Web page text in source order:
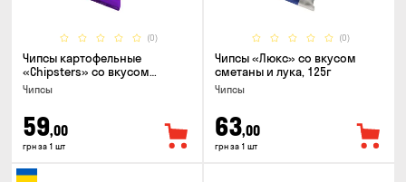
(0)
Чипсы картофельные
«Chipsters» со вкусом
острый удон, 100г
Чипсы
59,00
грн за 1 шт
(0)
Чипсы «Люкс» со вкусом
сметаны и лука, 125г
Чипсы
63,00
грн за 1 шт